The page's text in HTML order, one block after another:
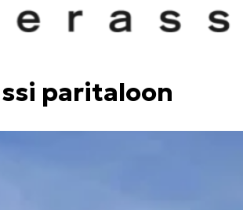
paritaloon